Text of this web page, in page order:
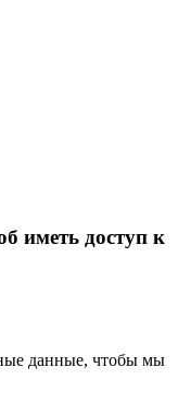
иметь доступ к
данные, чтобы мы